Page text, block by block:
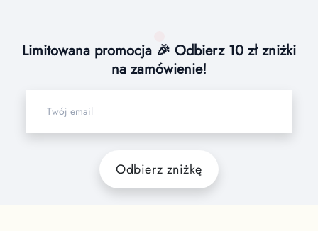
Limitowana promocja 🎉 Odbierz 10 zł zniżki
na zamówienie!
Odbierz zniżkę